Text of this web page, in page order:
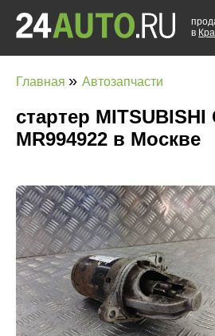
в
Главная » Автозапчасти
стартер MITSUBISHI
MR994922 в Москве